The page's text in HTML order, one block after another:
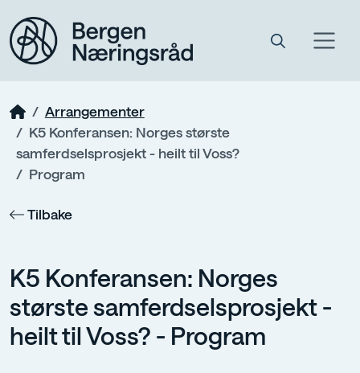
Arrangementer
K5 Konferansen: Norges største
samferdselsprosjekt - heilt til Voss?
Program
Tilbake
K5 Konferansen: Norges
største samferdselsprosjekt -
heilt til Voss? - Program